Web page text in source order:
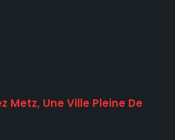
Metz, Une Ville Pleine De